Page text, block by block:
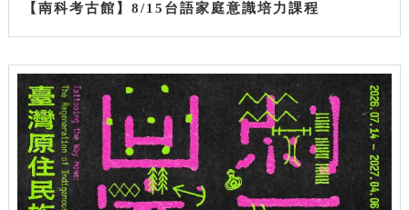
【南科考古館】8/15台語家庭意識培力課程